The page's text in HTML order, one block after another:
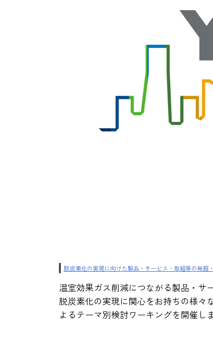
脱炭素化の実現に向けた製品・サービス・取組等の発掘
温室効果ガス削減につながる製品・サ
脱炭素化の実現に関心をお持ちの様々
よるテーマ別検討ワーキングを開催し